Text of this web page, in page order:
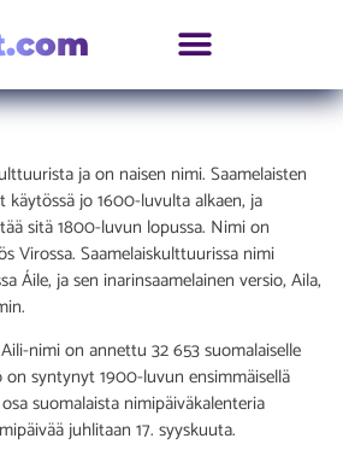
ja on naisen nimi. Saamelaisten
käytössä jo 1600-luvulta alkaen, ja
sitä 1800-luvun lopussa. Nimi on
Virossa. Saamelaiskulttuurissa nimi
Áile, ja sen inarinsaamelainen versio, Aila,
nimi on annettu 32 653 suomalaiselle
on syntynyt 1900-luvun ensimmäisellä
suomalaista nimipäiväkalenteria
juhlitaan 17. syyskuuta.